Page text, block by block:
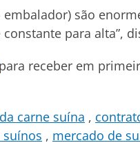
são
para alta”,
para receber em
carne suína
suínos
mercado de